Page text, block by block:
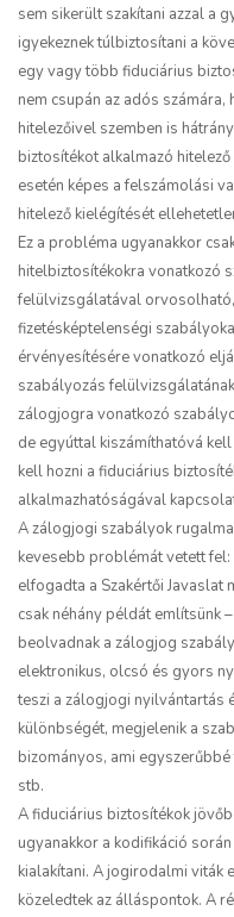
sem sikerült szakítani azzal a
igyekeznek túlbiztosítani a
egy vagy több fiduciárius
nem csupán az adós
hitelezőivel szemben is
biztosítékot alkalmazó
esetén képes a felszámolási
hitelező kielégítését
Ez a probléma ugyanakkor
hitelbiztosítékokra vonatkozó
felülvizsgálatával
fizetésképtelenségi
érvényesítésére vonatkozó
szabályozás
zálogjogra vonatkozó
de egyúttal kiszámíthatóvá
kell hozni a fiduciárius
alkalmazhatóságával
A zálogjogi szabályok
kevesebb problémát vetett fel:
elfogadta a Szakértői Javaslat
csak néhány példát említsünk
beolvadnak a zálogjog
elektronikus, olcsó és gyors
teszi a zálogjogi nyilvántartás
különbségét, megjelenik a
bizományos, ami
stb.
A fiduciárius biztosítékok
ugyanakkor a kodifikáció
kialakítani. A jogirodalmi viták
közeledtek az álláspontok. A